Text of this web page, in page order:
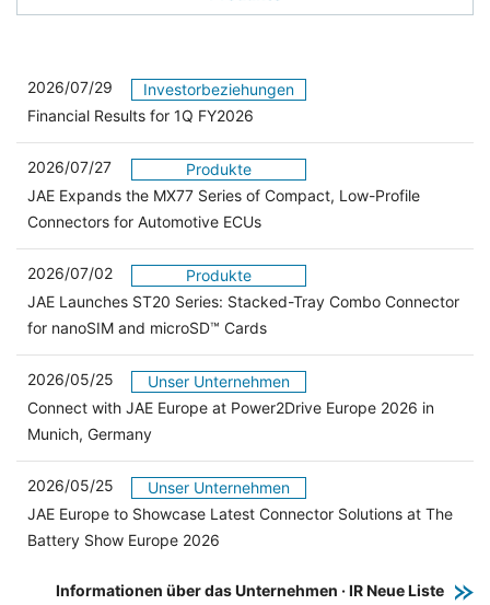
2026/07/29
Investorbeziehungen
Financial Results for 1Q FY2026
2026/07/27
Produkte
JAE Expands the MX77 Series of Compact, Low-Profile
Connectors for Automotive ECUs
2026/07/02
Produkte
JAE Launches ST20 Series: Stacked-Tray Combo Connector
for nanoSIM and microSD™ Cards
2026/05/25
Unser Unternehmen
Connect with JAE Europe at Power2Drive Europe 2026 in
Munich, Germany
2026/05/25
Unser Unternehmen
JAE Europe to Showcase Latest Connector Solutions at The
Battery Show Europe 2026
Informationen über das Unternehmen · IR Neue Liste